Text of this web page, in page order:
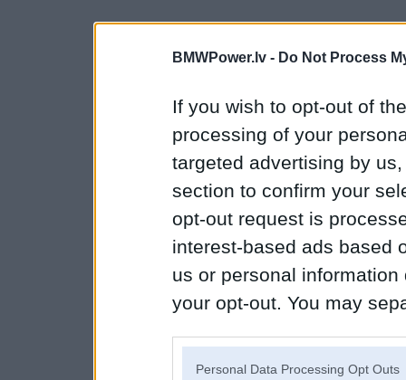
BMWPower.lv - Do Not Process
If you wish to opt-out of
processing of your
targeted advertising by
section to confirm your
opt-out request is
interest-based ads based
us or personal
your opt-out. You may
Personal Data Processing Opt Outs